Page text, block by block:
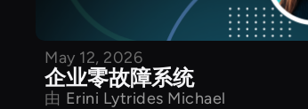
May 12, 2026
企业零故障系统
由 Erini Lytrides Michael